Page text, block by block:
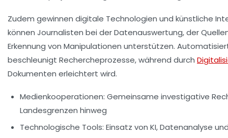
Zudem gewinnen digitale Technologien und künstliche
können Journalisten bei der Datenauswertung, der
Erkennung von Manipulationen unterstützen.
beschleunigt Rechercheprozesse, während durch
Dokumenten erleichtert wird.
Medienkooperationen: Gemeinsame investigative
Landesgrenzen hinweg
Technologische Tools: Einsatz von KI, Datenanalyse